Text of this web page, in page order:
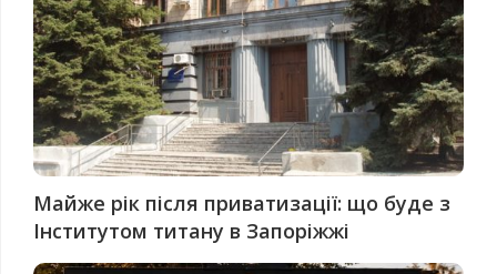
Майже рік після приватизації: що буде з
Інститутом титану в Запоріжжі